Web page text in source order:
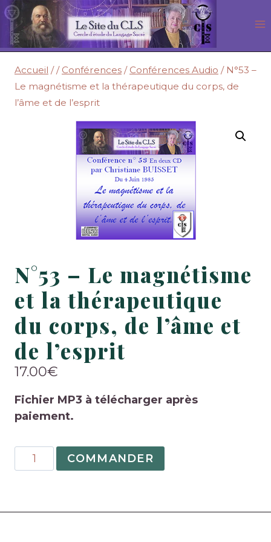
Aller
au
contenu
Accueil / / Conférences / Conférences Audio / N°53 –
Le magnétisme et la thérapeutique du corps, de
l’âme et de l’esprit
N°53 – Le magnétisme
et la thérapeutique
du corps, de l’âme et
de l’esprit
17.00€
Fichier MP3 à télécharger après
paiement.
quantité
de
COMMANDER